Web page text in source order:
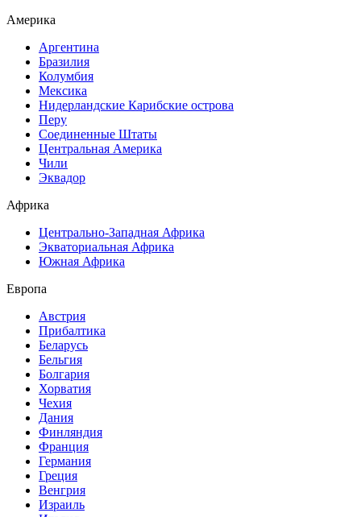
Америка
Аргентина
Бразилия
Колумбия
Мексика
Нидерландские Карибские острова
Перу
Соединенные Штаты
Центральная Америка
Чили
Эквадор
Африка
Центрально-Западная Африка
Экваториальная Африка
Южная Африка
Европа
Австрия
Прибалтика
Беларусь
Бельгия
Болгария
Хорватия
Чехия
Дания
Финляндия
Франция
Германия
Греция
Венгрия
Израиль